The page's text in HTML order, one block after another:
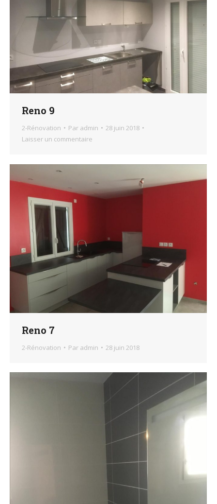
Reno 9
2-Rénovation Par admin
28 juin 2018
Laisser un commentaire
Reno 7
2-Rénovation Par admin 28 juin 2018